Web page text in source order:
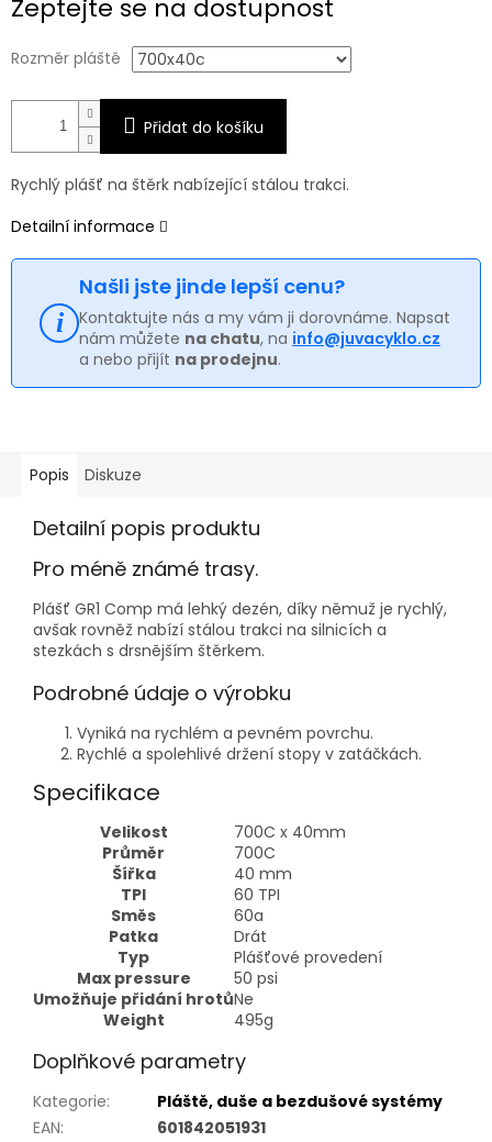
cena:
Zeptejte se na dostupnost
Rozměr pláště
Přidat do košíku
Rychlý plášť na štěrk nabízející stálou trakci.
Detailní informace
Našli jste jinde lepší cenu?
Kontaktujte nás a my vám ji dorovnáme. Napsat
nám můžete na chatu, na info@juvacyklo.cz
a nebo přijít na prodejnu.
Popis Diskuze
Detailní popis produktu
Pro méně známé trasy.
Plášť GR1 Comp má lehký dezén, díky němuž je rychlý,
avšak rovněž nabízí stálou trakci na silnicích a
stezkách s drsnějším štěrkem.
Podrobné údaje o výrobku
Vyniká na rychlém a pevném povrchu.
Rychlé a spolehlivé držení stopy v zatáčkách.
Specifikace
Velikost
700C x 40mm
Průměr
700C
Šířka
40 mm
TPI
60 TPI
Směs
60a
Patka
Drát
Typ
Plášťové provedení
Max pressure
50 psi
Umožňuje přidání hrotůNe
Weight
495g
Doplňkové parametry
Kategorie:
Pláště, duše a bezdušové systémy
EAN:
601842051931